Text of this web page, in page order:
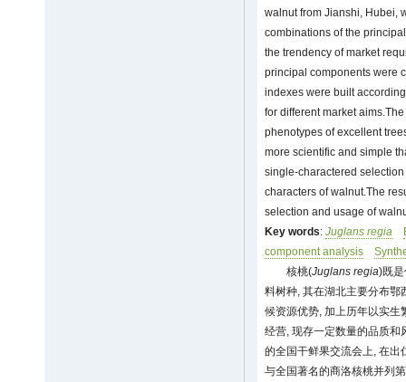
walnut from Jianshi, Hubei,
combinations of the
the trendency of market
principal components were
indexes were built
for different market
phenotypes of excellent
more scientific and simple
single-charactered
characters of walnut.The
selection and usage of
Key words: Juglans regia
component analysis
核桃(Juglans regia)既
料树种, 其在湖北主要分布鄂
候资源优势, 加上历年以实生
经营, 现存一定数量的品质
的全国干鲜果交流会上, 在出
与全国著名的商洛核桃并列